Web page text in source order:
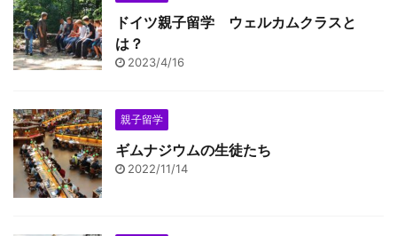
ドイツ親子留学 ウェルカムクラスと
は？
2023/4/16
親子留学
ギムナジウムの生徒たち
2022/11/14